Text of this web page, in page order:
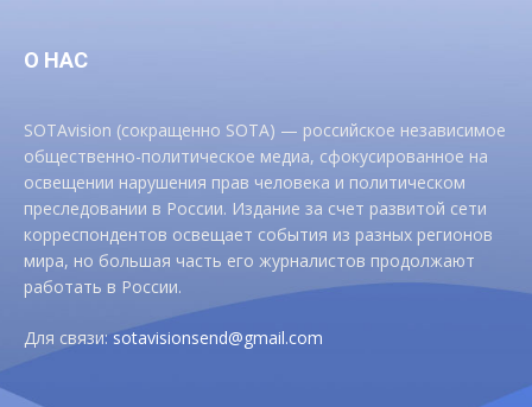
О НАС
SOTAvision (сокращенно SOTA) — российское независимое
общественно-политическое медиа, сфокусированное на
освещении нарушения прав человека и политическом
преследовании в России. Издание за счет развитой сети
корреспондентов освещает события из разных регионов
мира, но большая часть его журналистов продолжают
работать в России.
Для связи:sotavisionsend@gmail.com